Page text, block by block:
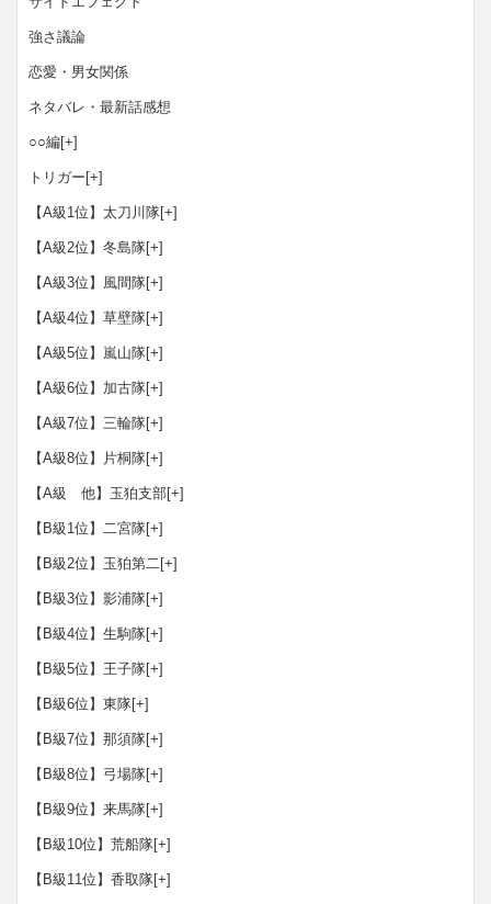
強さ議論
恋愛・男女関係
ネタバレ・最新話感想
○○編[+]
トリガー [+]
【A級1位】太刀川隊[+]
【A級2位】冬島隊[+]
【A級3位】風間隊[+]
【A級4位】草壁隊[+]
【A級5位】嵐山隊[+]
【A級6位】加古隊[+]
【A級7位】三輪隊[+]
【A級8位】片桐隊[+]
【A級 他】玉狛支部[+]
【B級1位】二宮隊[+]
【B級2位】玉狛第二[+]
【B級3位】影浦隊[+]
【B級4位】生駒隊[+]
【B級5位】王子隊[+]
【B級6位】東隊[+]
【B級7位】那須隊[+]
【B級8位】弓場隊[+]
【B級9位】来馬隊[+]
【B級10位】荒船隊[+]
【B級11位】香取隊[+]